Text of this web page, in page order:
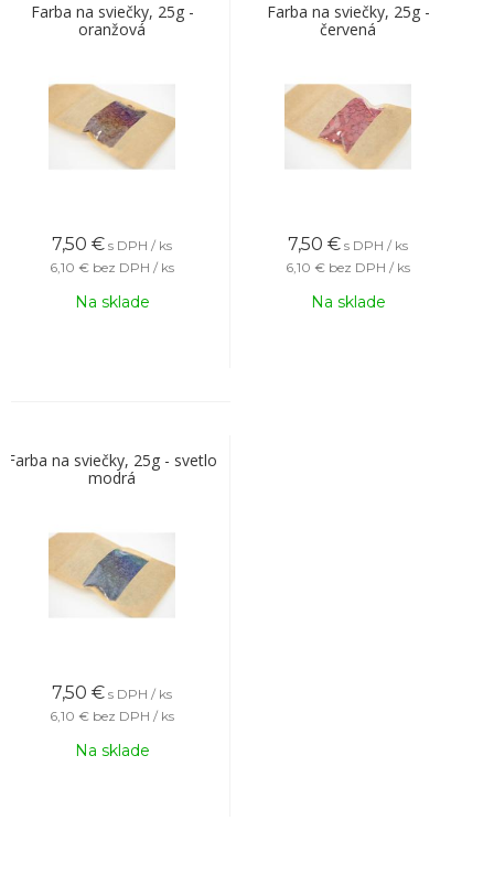
Farba na sviečky, 25g -
oranžová
7,50 € s DPH / ks
6,10 € bez DPH / ks
Na sklade
Farba na sviečky, 25g -
červená
7,50 € s DPH / ks
6,10 € bez DPH / ks
Na sklade
Farba na sviečky, 25g - svetlo
modrá
7,50 € s DPH / ks
6,10 € bez DPH / ks
Na sklade